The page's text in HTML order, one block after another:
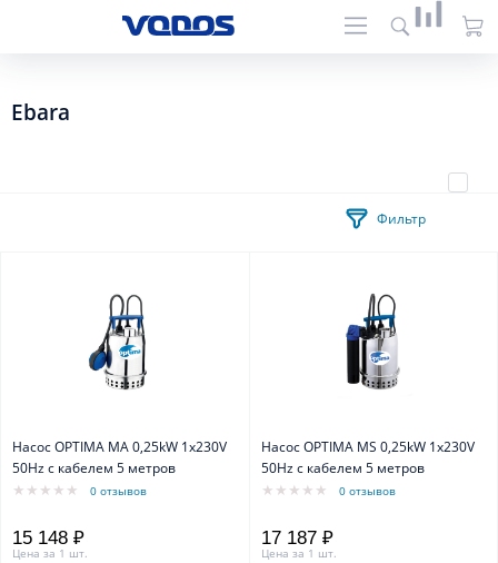
Ebara
Фильтр
Насос OPTIMA MA 0,25kW 1x230V
50Hz c кабелем 5 метров
0 отзывов
15 148 ₽
Цена за 1 шт.
Насос OPTIMA MS 0,25kW 1x230V
50Hz c кабелем 5 метров
0 отзывов
17 187 ₽
Цена за 1 шт.